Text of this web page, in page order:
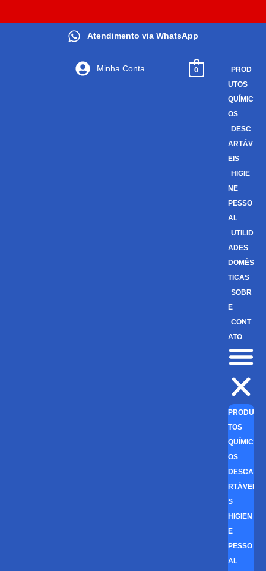
Atendimento via WhatsApp
Minha Conta 0
PROD
UTOS
QUÍMIC
OS
DESC
ARTÁV
EIS
HIGIE
NE
PESSO
AL
UTILID
ADES
DOMÉS
TICAS
SOBR
E
CONT
ATO
PRODU
TOS
QUÍMIC
OS
DESCA
RTÁVEI
S
HIGIEN
E
PESSO
AL